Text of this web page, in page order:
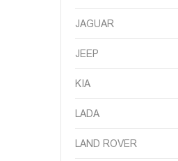
JAGUAR
JEEP
KIA
LADA
LAND ROVER